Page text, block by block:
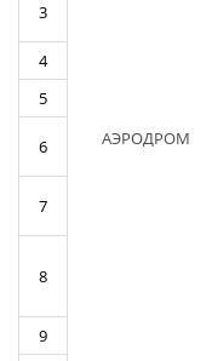
АЭРОДРОМ
3
4
5
6
7
8
9